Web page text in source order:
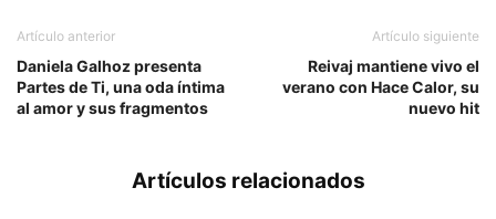
Artículo anterior
Daniela Galhoz presenta
Partes de Ti, una oda íntima
al amor y sus fragmentos
Artículo siguiente
Reivaj mantiene vivo el
verano con Hace Calor, su
nuevo hit
Artículos relacionados